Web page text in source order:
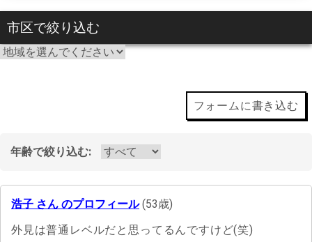
市区で絞り込む
フォームに書き込む
年齢で絞り込む:
浩子 さん のプロフィール(53歳)
外見は普通レベルだと思ってるんですけど(笑)